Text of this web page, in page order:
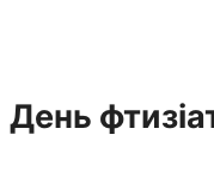
День